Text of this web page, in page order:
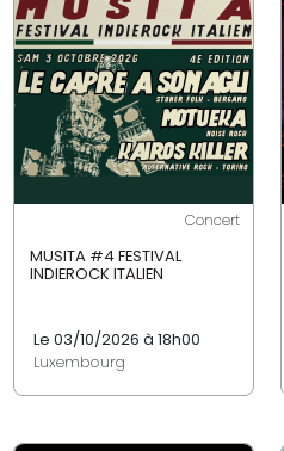
Concert
MUSITA #4 FESTIVAL
INDIEROCK ITALIEN
Le 03/10/2026 à 18h00
Luxembourg